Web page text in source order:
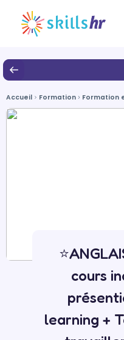
Accueil Formation Formation
cours
learning +